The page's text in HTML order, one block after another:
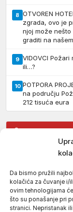
Da bismo pružili
kolačića za čuvanje i/
ovim tehnologijama
što su ponašanje pri
stranici. Nepristanak
8 OTVOREN
zgrada, ovo je
njoj može
graditi na
9 VIDOVCI
ili…?
10 POTPORA
na području
212 tisuća eura
OGLASI ZA
Traktorist /
Radnik / radnica u
Marketing